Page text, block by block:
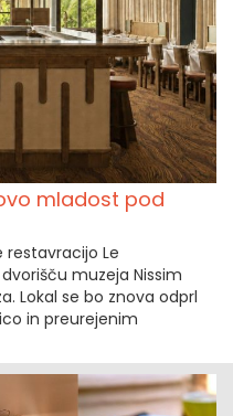
mladost pod
restavracijo Le
muzeja Nissim
Lokal se bo znova odprl
in preurejenim